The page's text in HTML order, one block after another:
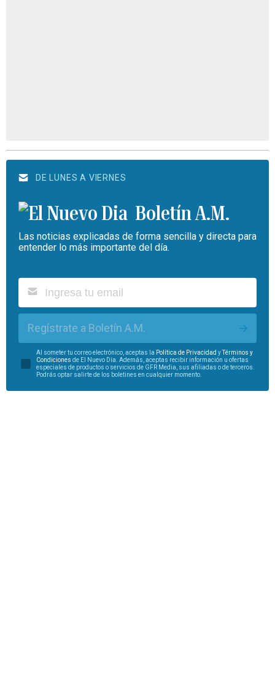
DE LUNES A VIERNES
Boletín A.M.
Las noticias explicadas de forma sencilla y directa para
entender lo más importante del día.
Regístrate a Boletín A.M.
Al someter tu correo electrónico, aceptas la Política de Privacidad yTérminos y
Condiciones de El Nuevo Día. Además, aceptas recibir información u ofertas
especiales de productos o servicios de GFR Media, sus afiliadas o de terceros.
Podrás optar salirte de los boletines en cualquier momento.